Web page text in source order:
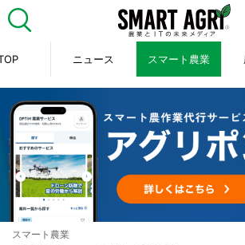
ニュース スマート農業
スマート農業